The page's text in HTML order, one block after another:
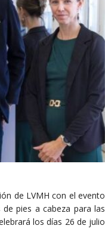
de LVMH con el evento
pies a cabeza para las
los días 26 de julio